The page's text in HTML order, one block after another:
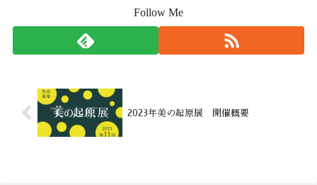
Follow Me
2023年美の起原展 開催概要